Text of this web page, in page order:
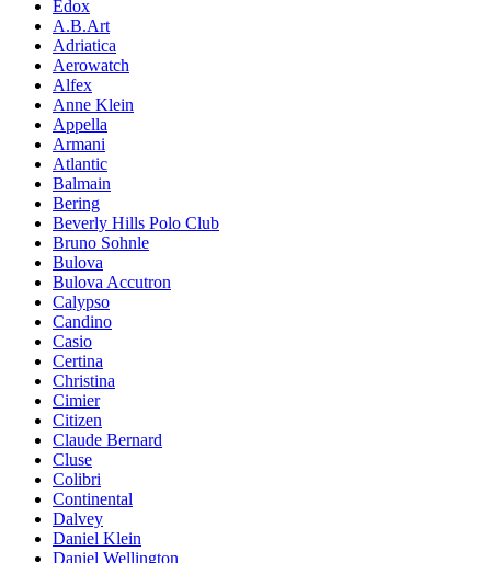
Edox
A.B.Art
Adriatica
Aerowatch
Alfex
Anne Klein
Appella
Armani
Atlantic
Balmain
Bering
Beverly Hills Polo Club
Bruno Sohnle
Bulova
Bulova Accutron
Calypso
Candino
Casio
Certina
Christina
Cimier
Citizen
Claude Bernard
Cluse
Colibri
Continental
Dalvey
Daniel Klein
Daniel Wellington